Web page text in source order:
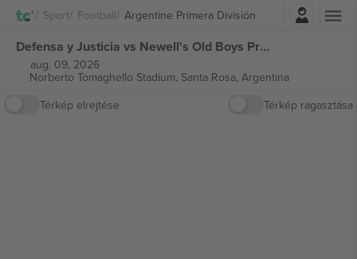
Sport Football Argentine Primera División
Belépés
Defensa y Justicia vs Newell's Old Boys Primera División jegyek
aug. 09, 2026
Norberto Tomaghello Stadium, Santa Rosa, Argentina
Térkép elrejtése
Térkép ragasztása